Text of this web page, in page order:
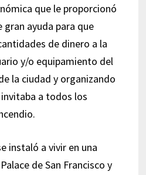
que le proporcionó
ayuda para que
de dinero a la
y/o equipamiento del
la ciudad y organizando
a todos los
instaló a vivir en una
de San Francisco y